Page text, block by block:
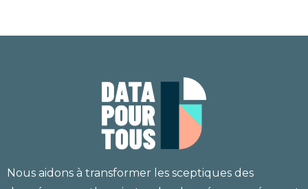
Nous aidons à transformer les sceptiques des